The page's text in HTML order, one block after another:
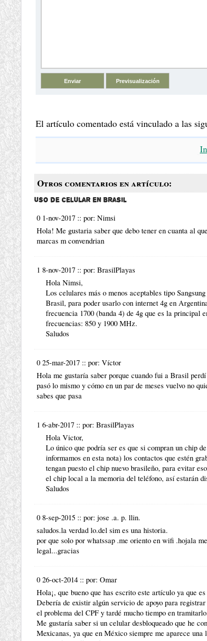
El artículo comentado está vinculado a las
Otros comentarios en artículo:
Uso de celular en Brasil
0 1-nov-2017 :: por: Nimsi
Hola! Me gustaria saber que debo tener en cuanta al
marcas m convendrian
1 8-nov-2017 :: por: BrasilPlayas
Hola Nimsi,
Los celulares más o menos aceptables tipo
Brasil, para poder usarlo con internet 4g en
frecuencia 1700 (banda 4) de 4g que es la principal
frecuencias: 850 y 1900 MHz.
Saludos
0 25-mar-2017 :: por: Víctor
Hola me gustaría saber porque cuando fui a Brasil
pasó lo mismo y cómo en un par de meses vuelvo no
sabes que pasa
1 6-abr-2017 :: por: BrasilPlayas
Hola Victor,
Lo único que podría ser es que si compran un chip
informamos en esta nota) los contactos que estén
tengan puesto el chip nuevo brasileño, para evitar
el chip local a la memoria del teléfono, así estarán
Saludos
0 8-sep-2015 :: por: jose .a. p. llin.
saludos.la verdad lo.del sim es una historia.
por que solo por whatssap .me oriento en wifi .hojala
legal...gracias
0 26-oct-2014 :: por: Omar
Hola¡, que bueno que has escrito este artículo ya que
Debería de existir algún servicio de apoyo para
el problema del CPF y tardé mucho tiempo en
Me gustaría saber si un celular desbloqueado que he
Mexicanas, ya que en México siempre me aparece